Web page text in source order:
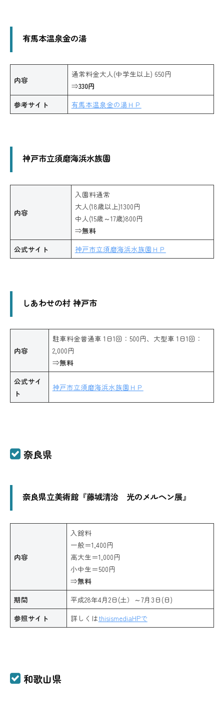
有馬本温泉金の湯
内容
通常料金大人(中学生以上) 650円
⇒330円
参考サイト
有馬本温泉金の湯ＨＰ
神戸市立須磨海浜水族園
内容
入園料通常
大人(18歳以上)1300円
中人(15歳～17歳)800円
⇒無料
公式サイト
神戸市立須磨海浜水族園ＨＰ
しあわせの村 神戸市
内容
駐車料金普通車 1日1回：500円、大型車 1日1回：
2,000円
⇒無料
公式サイ
ト
神戸市立須磨海浜水族園ＨＰ
奈良県
奈良県立美術館『藤城清治 光のメルヘン展』
内容
入館料
一般＝1,400円
高大生＝1,000円
小中生＝500円
⇒無料
期間
平成28年4月2日(土）～7月3日(日)
参照サイト
詳しくはthisismediaHPで
和歌山県